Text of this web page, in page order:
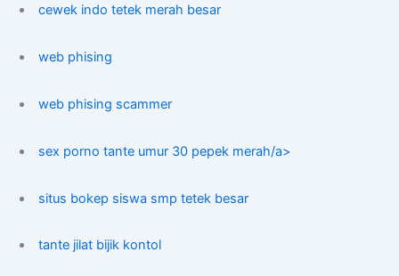
cewek indo tetek merah besar
web phising
web phising scammer
sex porno tante umur 30 pepek merah/a>
situs bokep siswa smp tetek besar
tante jilat bijik kontol